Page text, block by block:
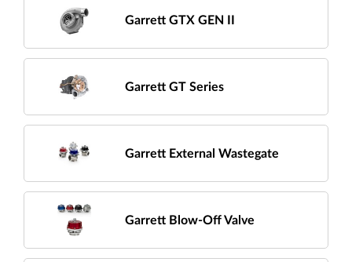
Garrett GTX GEN II
Garrett GT Series
Garrett External Wastegate
Garrett Blow-Off Valve